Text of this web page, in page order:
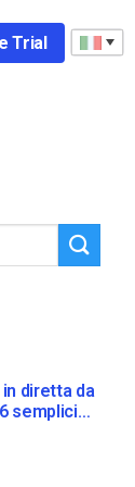
Trial
diretta da
semplici